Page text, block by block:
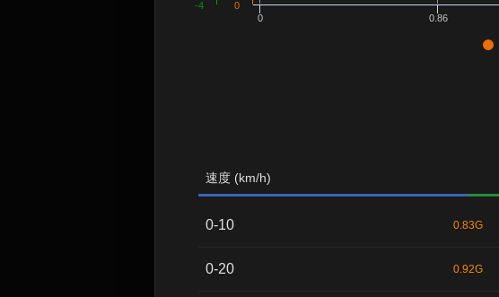
0 0.86
0
-4
速度 (km/h)
0-10 0.83G
0-20 0.92G